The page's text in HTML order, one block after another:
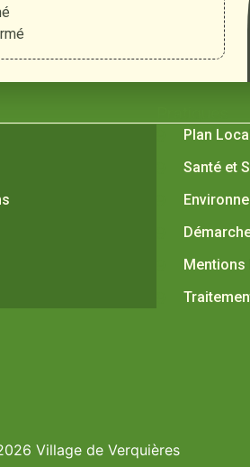
Plan
Santé et
Mentions
Village de Verquières